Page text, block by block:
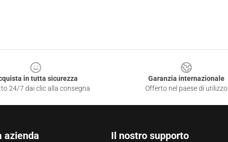
in tutta sicurezza
24/7 dai clic alla consegna
Garanzia internazionale
Offerto nel paese di utilizzo
azienda Il nostro supporto